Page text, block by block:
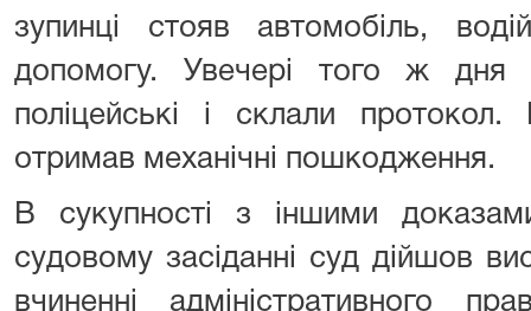
зупинці стояв автомобіль,
допомогу. Увечері того ж дня
поліцейські і склали
отримав механічні пошкодження.
В сукупності з іншими
судовому засіданні суд дійшов
вчиненні адміністративного